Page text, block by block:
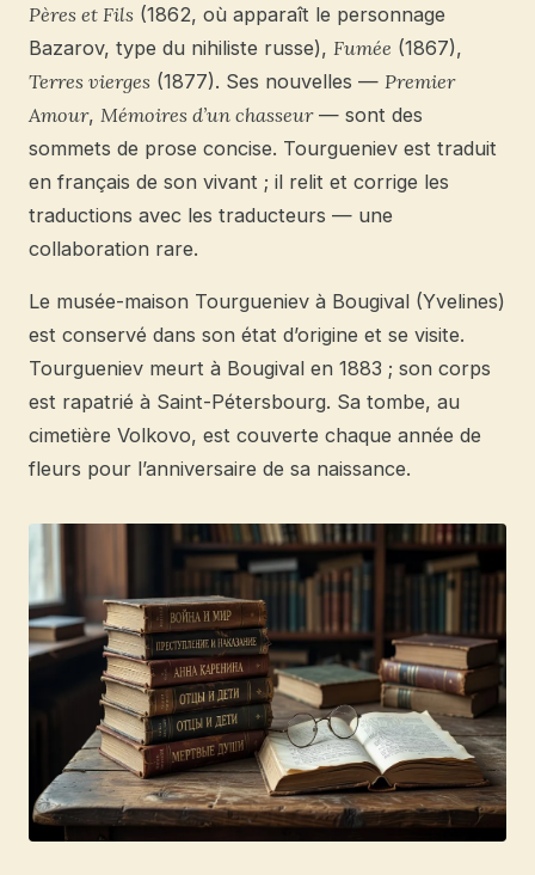
Pères et Fils (1862, où apparaît le personnage
Bazarov, type du nihiliste russe), Fumée (1867),
Terres vierges (1877). Ses nouvelles — Premier
Amour, Mémoires d’un chasseur— sont des
sommets de prose concise. Tourgueniev est traduit
en français de son vivant ; il relit et corrige les
traductions avec les traducteurs — une
collaboration rare.
Le musée-maison Tourgueniev à Bougival (Yvelines)
est conservé dans son état d’origine et se visite.
Tourgueniev meurt à Bougival en 1883 ; son corps
est rapatrié à Saint-Pétersbourg. Sa tombe, au
cimetière Volkovo, est couverte chaque année de
fleurs pour l’anniversaire de sa naissance.